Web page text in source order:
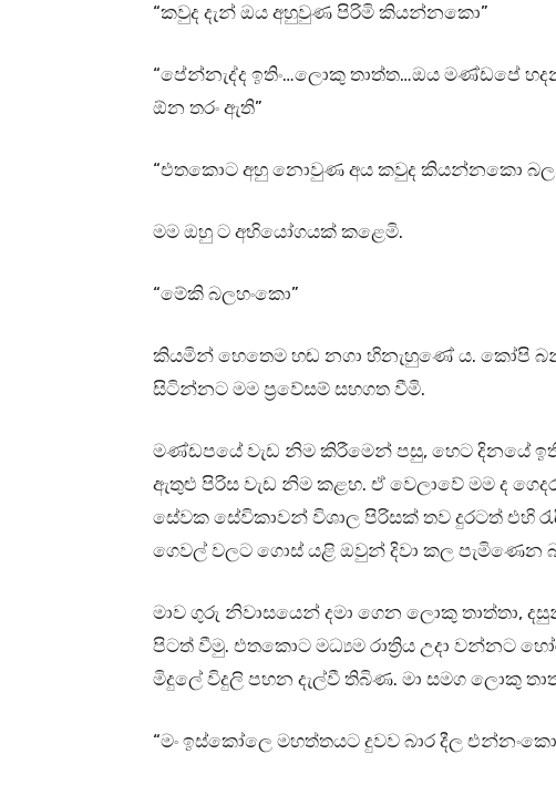
“කවුද දැන් ඔය අහුවුණ පිරිමි කියන්නකො”
“පේන්නැද්ද ඉතිං…ලොකු තාත්ත…ඔය මණ්ඩපේ
ඕන තරං ඇති”
“එතකොට අහු නොවුණ අය කවුද කියන්නකො
මම ඔහු ට අභියෝගයක් කළෙමි.
“මේකි බලහංකො”
කියමින් හෙතෙම හඬ නගා හිනැහුණේ ය. කෝපි
සිටින්නට මම ප්‍රවේසම් සහගත වීමි.
මණ්ඩපයේ වැඩ නිම කිරීමෙන් පසු, හෙට දිනයේ
ඇතුළු පිරිස වැඩ නිම කළහ. ඒ වෙලාවේ මම ද
සේවක සේවිකාවන් විශාල පිරිසක් තව දුරටත් එහි
ගෙවල් වලට ගොස් යළි ඔවුන් දිවා කල පැමිණෙන
මාව ගුරු නිවාසයෙන් දමා ගෙන ලොකු තාත්තා,
පිටත් වීමු. එතකොට මධ්‍යම රාත්‍රිය උදා වන්නට
මිදුලේ විදුලි පහන දැල්වී තිබිණ. මා සමග ලොකු
“මං ඉස්කෝලෙ මහත්තයට දුවව බාර දීල